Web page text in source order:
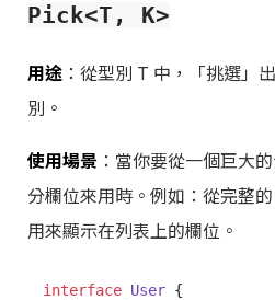
Pick<T, K>
用途 ：從型別 T 中，「挑選」
別。
使用場景 ：當你要從一個巨大
分欄位來用時。例如：從完整
用來顯示在列表上的欄位。
interface User {